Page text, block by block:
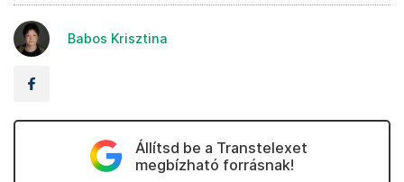
Babos Krisztina
Állítsd be a Transtelexet
megbízható forrásnak!